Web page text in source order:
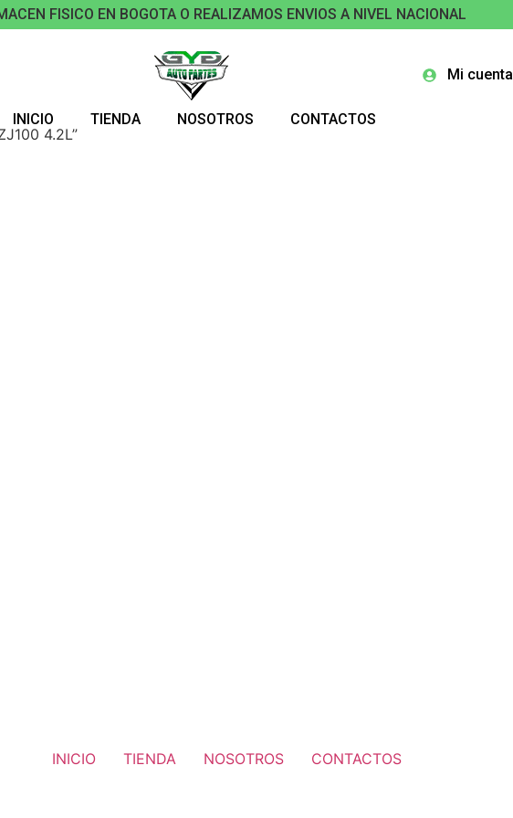
FISICO EN BOGOTA O REALIZAMOS ENVIOS A NIVEL NACIONAL
Mi cuenta
INICIO TIENDA NOSOTROS CONTACTOS
4.2L”
INICIO TIENDA NOSOTROS CONTACTOS